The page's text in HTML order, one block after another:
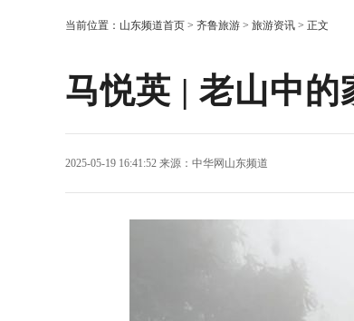
当前位置： 山东频道首页 > 齐鲁旅游 > 旅游资讯 > 正文
马悦英 | 老山中的
2025-05-19 16:41:52 来源： 中华网山东频道